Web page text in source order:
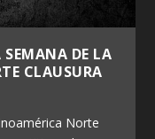
SEMANA DE LA
CLAUSURA
Norte